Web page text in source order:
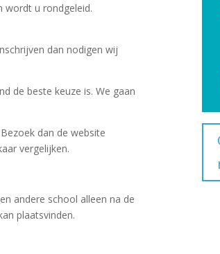
wordt u rondgeleid.
dan nodigen wij
de beste keuze is. We gaan
dan de website
vergelijken.
andere school alleen na de
plaatsvinden.